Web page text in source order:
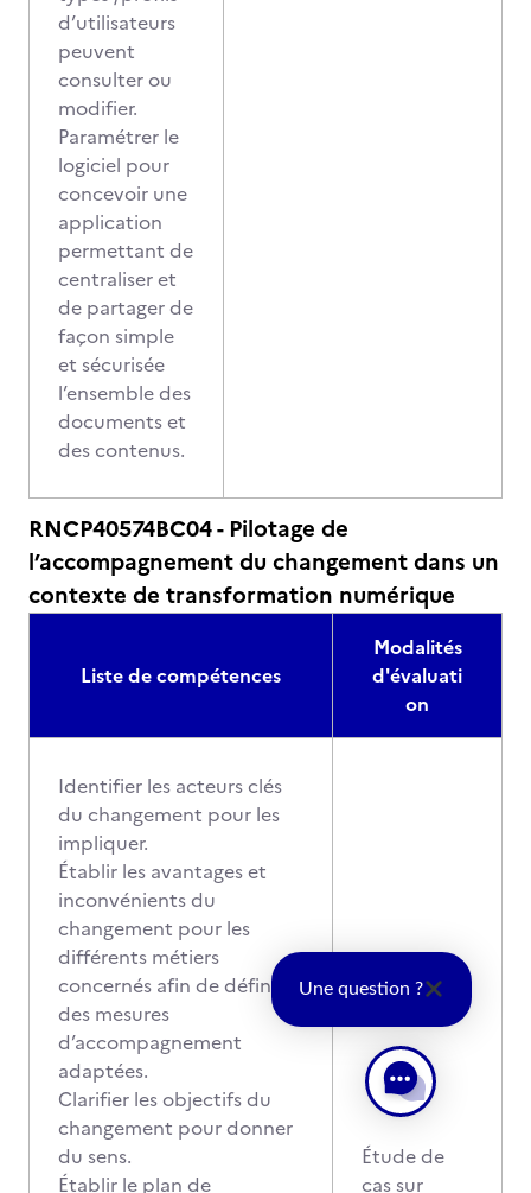
d’utilisateurs
peuvent
consulter ou
modifier.
Paramétrer le
logiciel pour
concevoir une
application
permettant de
centraliser et
de partager de
façon simple
et sécurisée
l’ensemble des
documents et
des contenus.
RNCP40574BC04 - Pilotage de
l’accompagnement du changement dans un
contexte de transformation numérique
Liste de compétences
Modalités
d'évaluati
on
Identifier les acteurs clés
du changement pour les
impliquer.
Établir les avantages et
inconvénients du
changement pour les
différents métiers
concernés afin de définir
des mesures
d’accompagnement
adaptées.
Clarifier les objectifs du
changement pour donner
du sens.
Établir le plan de
Étude de
cas sur
Une question ?